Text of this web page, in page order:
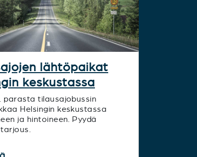
lähtöpaikat
keskustassa
parasta tilausajobussin
Helsingin keskustassa
ja hintoineen. Pyydä